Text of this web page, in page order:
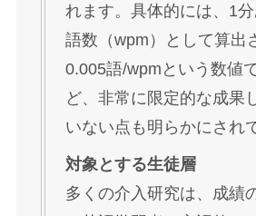
れます。具体的には、1
語数（wpm）として算出
0.005語/wpmという数値
ど、非常に限定的な成果
いない点も明らかにされ
対象とする生徒層
多くの介入研究は、成績